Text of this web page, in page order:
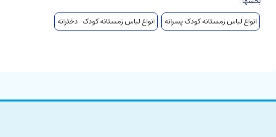
انواع لباس زمستانه کودک پسرانه
انواع لباس زمستانه کودک دخترانه